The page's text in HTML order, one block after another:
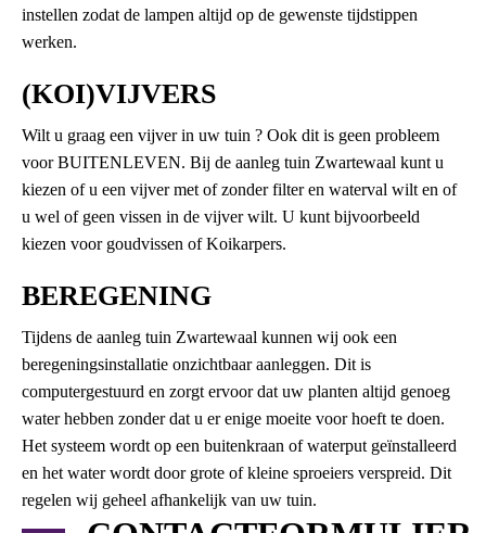
instellen zodat de lampen altijd op de gewenste tijdstippen
werken.
(KOI)VIJVERS
Wilt u graag een vijver in uw tuin ? Ook dit is geen probleem
voor BUITENLEVEN. Bij de aanleg tuin Zwartewaal kunt u
kiezen of u een vijver met of zonder filter en waterval wilt en of
u wel of geen vissen in de vijver wilt. U kunt bijvoorbeeld
kiezen voor goudvissen of Koikarpers.
BEREGENING
Tijdens de aanleg tuin Zwartewaal kunnen wij ook een
beregeningsinstallatie onzichtbaar aanleggen. Dit is
computergestuurd en zorgt ervoor dat uw planten altijd genoeg
water hebben zonder dat u er enige moeite voor hoeft te doen.
Het systeem wordt op een buitenkraan of waterput geïnstalleerd
en het water wordt door grote of kleine sproeiers verspreid. Dit
regelen wij geheel afhankelijk van uw tuin.